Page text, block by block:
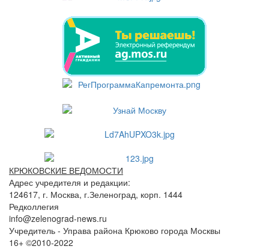
КРЮКОВСКИЕ ВЕДОМОСТИ
Адрес учредителя и редакции:
124617, г. Москва, г.Зеленоград, корп. 1444
Редколлегия
info@zelenograd-news.ru
Учредитель - Управа района Крюково города Москвы
16+ ©2010-2022